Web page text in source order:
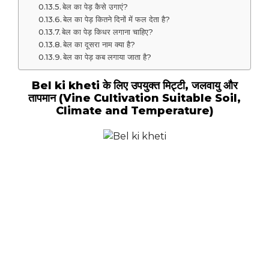
बेल का पेड़ कैसे उगाएं?
बेल का पेड़ कितने दिनों में फल देता है?
बेल का पेड़ किधर लगाना चाहिए?
बेल का दूसरा नाम क्या है?
बेल का पेड़ कब लगाया जाता है?
Bel ki kheti के लिए उपयुक्त मिट्टी, जलवायु और
तापमान (Vine Cultivation Suitable Soil,
Climate and Temperature)